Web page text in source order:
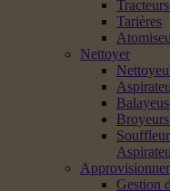
Tarières
Nettoyer
Gestion